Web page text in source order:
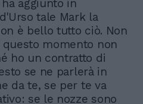
aggiunto in
tale Mark la
è bello tutto ciò. Non
momento non
ho un contratto di
se ne parlerà in
da te, se per te va
se le nozze sono